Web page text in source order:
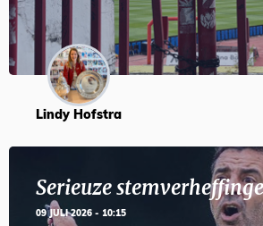
Lindy Hofstra
Serieuze
09 JULI 2026 - 10:15